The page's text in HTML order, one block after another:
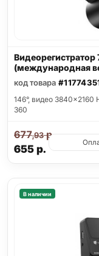
Видеорегистратор
(международная
код товара
146°, видео 3840x2160
360
655р.
677,93р.
В наличии